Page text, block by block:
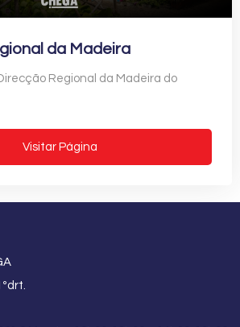
da Madeira
Regional da Madeira do
Visitar Página